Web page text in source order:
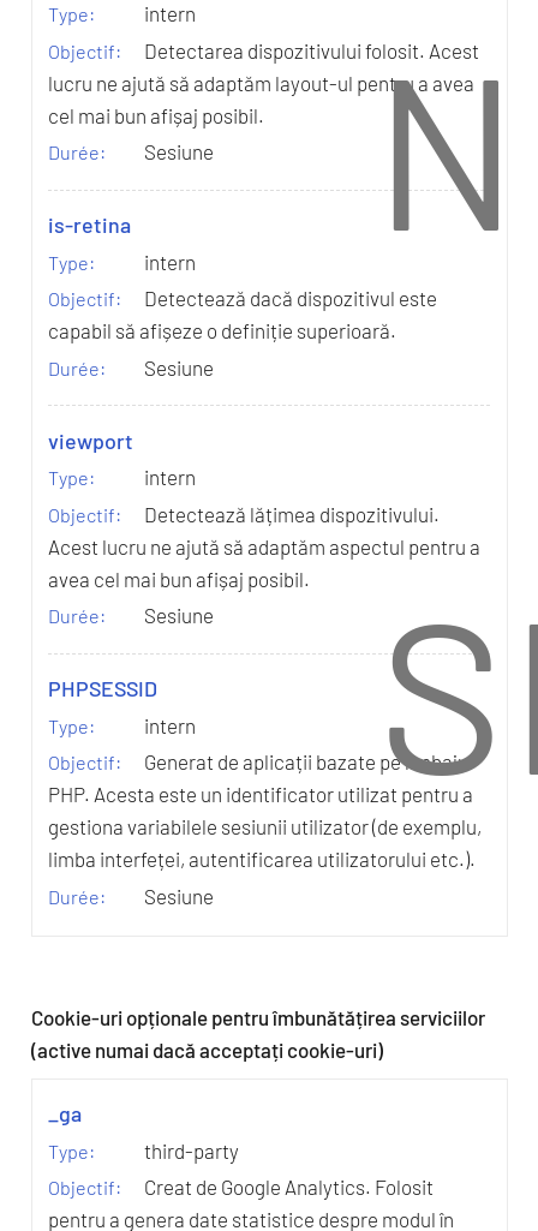
intern
Detectarea dispozitivului folosit. Acest
lucru ne ajută să adaptăm layout-ul pentru a avea
cel mai bun afișaj posibil.
Sesiune
is-retina
intern
Detectează dacă dispozitivul este
capabil să afișeze o definiție superioară.
Sesiune
viewport
intern
Detectează lățimea dispozitivului.
Acest lucru ne ajută să adaptăm aspectul pentru a
avea cel mai bun afișaj posibil.
Sesiune
PHPSESSID
intern
Generat de aplicații bazate pe limbajul
PHP. Acesta este un identificator utilizat pentru a
gestiona variabilele sesiunii utilizator (de exemplu,
limba interfeței, autentificarea utilizatorului etc.).
Sesiune
Cookie-uri opționale pentru îmbunătățirea serviciilor
(active numai dacă acceptați cookie-uri)
_ga
third-party
Creat de Google Analytics. Folosit
pentru a genera date statistice despre modul în